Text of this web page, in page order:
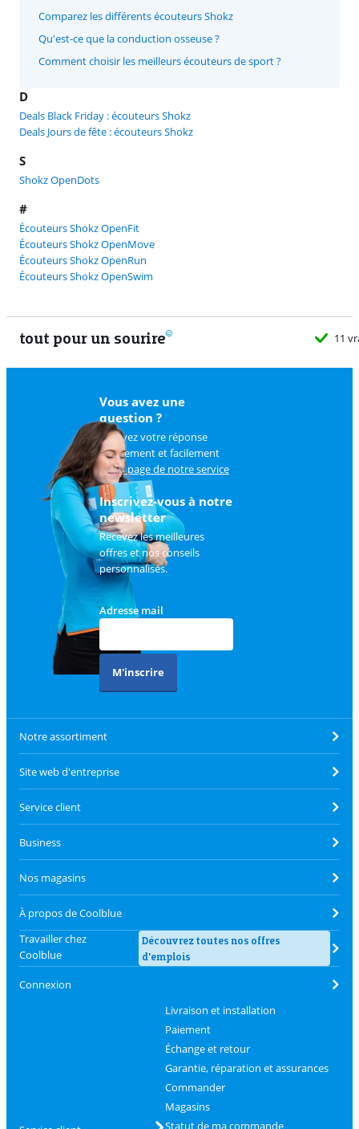
Comparez les différents écouteurs Shokz
Qu'est-ce que la conduction osseuse ?
Comment choisir les meilleurs écouteurs de sport ?
D
Deals Black Friday : écouteurs Shokz
Deals Jours de fête : écouteurs Shokz
S
Shokz OpenDots
#
Écouteurs Shokz OpenFit
Écouteurs Shokz OpenMove
Écouteurs Shokz OpenRun
Écouteurs Shokz OpenSwim
tout pour un sourire 11 vrais
Vous avez une
question ?
Trouvez votre réponse
rapidement et facilement
surla page de notre service
client.
Inscrivez-vous à notre
newsletter
Recevez les meilleures
offres et nos conseils
personnalisés.
Adresse mail
M'inscrire
Notre assortiment
Site web d'entreprise
Service client
Business
Nos magasins
À propos de Coolblue
Travailler chez
Coolblue
Découvrez toutes nos offres
d'emplois
Connexion
Livraison et installation
Paiement
Échange et retour
Garantie, réparation et assurances
Commander
Magasins
Statut de ma commande